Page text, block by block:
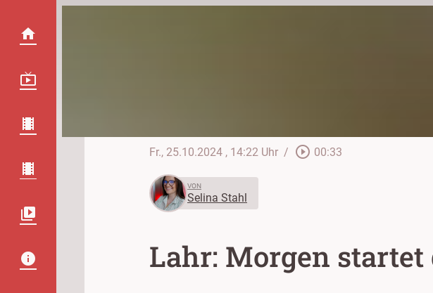
Fr., 25.10.2024 , 14:22 Uhr / play_circle_outline 00:33
VON
Selina Stahl
Lahr: Morgen